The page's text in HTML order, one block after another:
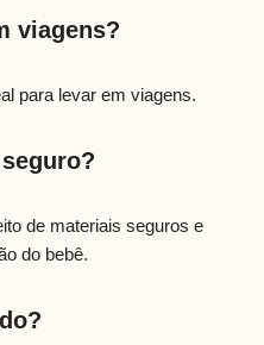
viagens?
para levar em viagens.
de materiais seguros e
do bebê.